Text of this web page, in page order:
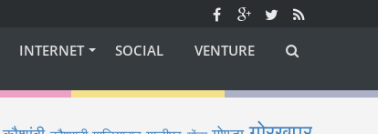
INTERNET SOCIAL VENTURE